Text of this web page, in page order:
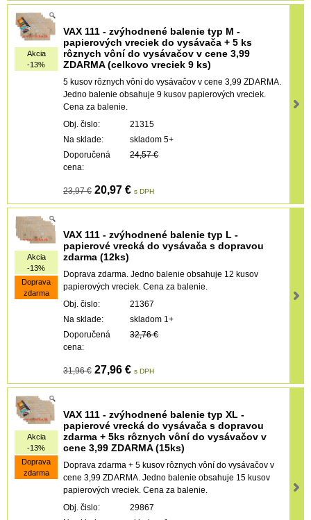
Akcia
-13%
VAX 111 - zvýhodnené balenie typ M -
papierových vreciek do vysávača + 5 ks
rôznych vôní do vysávačov v cene 3,99
ZDARMA (celkovo vreciek 9 ks)
5 kusov rôznych vôní do vysávačov v cene 3,99 ZDARMA.
Jedno balenie obsahuje 9 kusov papierových vreciek.
Cena za balenie.
Obj. čislo:
21315
Na sklade:
skladom 5+
Doporučená
cena:
24,57 €
23,97 € 20,97 € s DPH
Akcia
-13%
Doprava
zdarma
VAX 111 - zvýhodnené balenie typ L -
papierové vrecká do vysávača s dopravou
zdarma (12ks)
Doprava zdarma. Jedno balenie obsahuje 12 kusov
papierových vreciek. Cena za balenie.
Obj. čislo:
21367
Na sklade:
skladom 1+
Doporučená
cena:
32,76 €
31,96 € 27,96 € s DPH
Akcia
-13%
Doprava
zdarma
VAX 111 - zvýhodnené balenie typ XL -
papierové vrecká do vysávača s dopravou
zdarma + 5ks rôznych vôní do vysávačov v
cene 3,99 ZDARMA (15ks)
Doprava zdarma + 5 kusov rôznych vôní do vysávačov v
cene 3,99 ZDARMA. Jedno balenie obsahuje 15 kusov
papierových vreciek. Cena za balenie.
Obj. čislo:
29867